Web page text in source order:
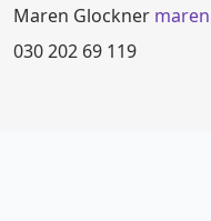
Maren Glockner
030 202 69 119